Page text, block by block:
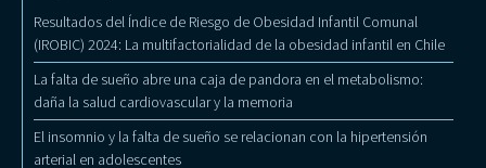
Resultados del Índice de Riesgo de Obesidad Infantil Comunal
(IROBIC) 2024: La multifactorialidad de la obesidad infantil en Chile
La falta de sueño abre una caja de pandora en el metabolismo:
daña la salud cardiovascular y la memoria
El insomnio y la falta de sueño se relacionan con la hipertensión
arterial en adolescentes